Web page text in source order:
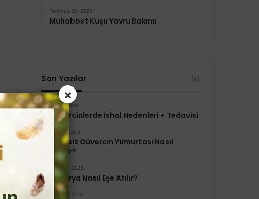
Temmuz 30, 2025
Muhabbet Kuşu Yavru Bakımı
Son Yazılar
2 saat önce
Güvercinlerde İshal Nedenleri + Tedavisi
1 hafta önce
Annesiz Güvercin Yumurtası Nasıl
Bakılır?
Mart 19, 2026
Kanarya Nasıl Eşe Atılır?
Mart 12, 2026
×